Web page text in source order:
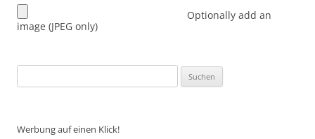
Optionally add an
image (JPEG only)
nach:
Werbung auf einen Klick!